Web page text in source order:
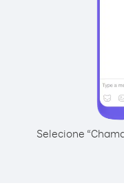
Selecione